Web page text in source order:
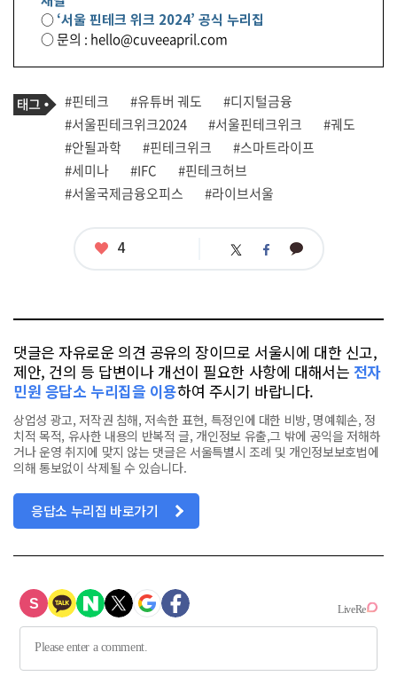
○‘서울 핀테크 위크 2024’ 공식 누리집
○ 문의 : hello@cuveeapril.com
기
사
관
련
태
그
태
그
#핀테크 #유튜버 궤도
#디지털금융
#서울핀테크위크2024
#서울핀테크위크
#궤도
#안될과학
#핀테크위크
#스마트라이프
#세미나
#IFC
#핀테크허브
#서울국제금융오피스
#라이브서울
좋
4 트 페 카
댓글은 자유로운 의견 공유의 장이므로 서울시에 대한 신고,
제안, 건의 등 답변이나 개선이 필요한 사항에 대해서는 전자
민원 응답소 누리집을 이용하여 주시기 바랍니다.
상업성 광고, 저작권 침해, 저속한 표현, 특정인에 대한 비방, 명예훼손, 정
치적 목적, 유사한 내용의 반복적 글, 개인정보 유출,그 밖에 공익을 저해하
거나 운영 취지에 맞지 않는 댓글은 서울특별시 조례 및 개인정보보호법에
의해 통보없이 삭제될 수 있습니다.
응답소 누리집 바로가기